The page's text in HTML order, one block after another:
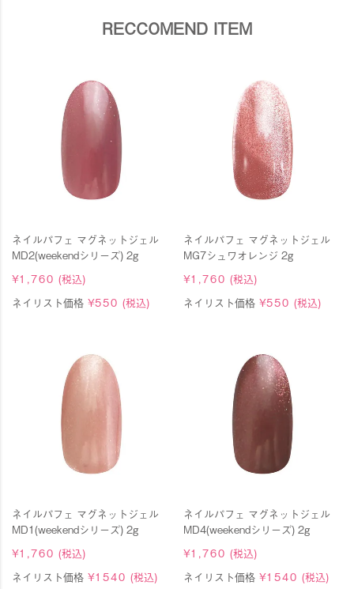
RECCOMEND ITEM
ネイルパフェ マグネットジェル
MD2(weekendシリーズ) 2g
¥1,760 (税込)
ネイリスト価格 ¥550 (税込)
ネイルパフェ マグネットジェル
MG7シュワオレンジ 2g
¥1,760 (税込)
ネイリスト価格 ¥550 (税込)
ネイルパフェ マグネットジェル
MD1(weekendシリーズ) 2g
¥1,760 (税込)
ネイリスト価格 ¥1540 (税込)
ネイルパフェ マグネットジェル
MD4(weekendシリーズ) 2g
¥1,760 (税込)
ネイリスト価格 ¥1540 (税込)